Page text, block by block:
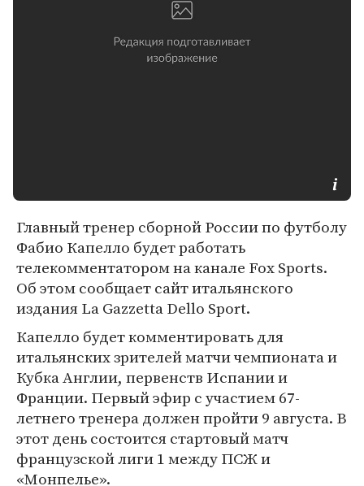
Главный тренер сборной России по футболу
Фабио Капелло будет работать
телекомментатором на канале Fox Sports.
Об этом сообщает сайт итальянского
издания La Gazzetta Dello Sport.
Капелло будет комментировать для
итальянских зрителей матчи чемпионата и
Кубка Англии, первенств Испании и
Франции. Первый эфир с участием 67-
летнего тренера должен пройти 9 августа. В
этот день состоится стартовый матч
французской лиги 1 между ПСЖ и
«Монпелье».